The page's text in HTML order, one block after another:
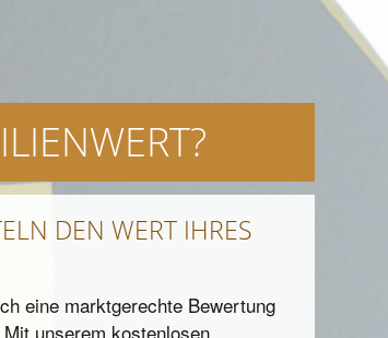
DEN WERT IHRES
eine marktgerechte Bewertung
unserem kostenlosen